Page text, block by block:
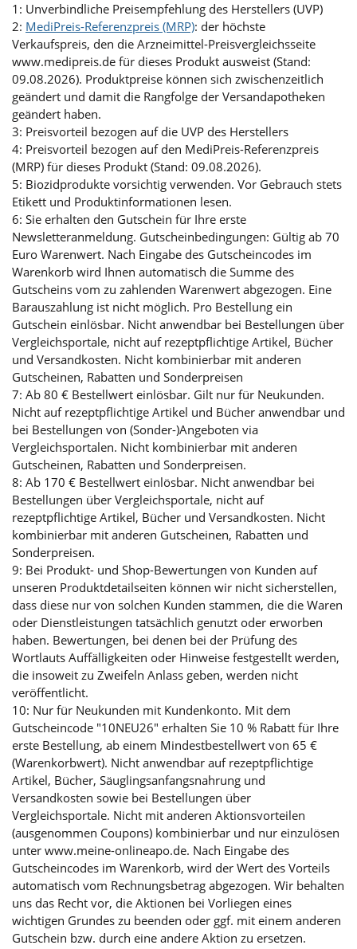
1: Unverbindliche Preisempfehlung des Herstellers (UVP)
2: MediPreis-Referenzpreis (MRP): der höchste
Verkaufspreis, den die Arzneimittel-Preisvergleichsseite
www.medipreis.de für dieses Produkt ausweist (Stand:
09.08.2026). Produktpreise können sich zwischenzeitlich
geändert und damit die Rangfolge der Versandapotheken
geändert haben.
3: Preisvorteil bezogen auf die UVP des Herstellers
4: Preisvorteil bezogen auf den MediPreis-Referenzpreis
(MRP) für dieses Produkt (Stand: 09.08.2026).
5: Biozidprodukte vorsichtig verwenden. Vor Gebrauch stets
Etikett und Produktinformationen lesen.
6: Sie erhalten den Gutschein für Ihre erste
Newsletteranmeldung. Gutscheinbedingungen: Gültig ab 70
Euro Warenwert. Nach Eingabe des Gutscheincodes im
Warenkorb wird Ihnen automatisch die Summe des
Gutscheins vom zu zahlenden Warenwert abgezogen. Eine
Barauszahlung ist nicht möglich. Pro Bestellung ein
Gutschein einlösbar. Nicht anwendbar bei Bestellungen über
Vergleichsportale, nicht auf rezeptpflichtige Artikel, Bücher
und Versandkosten. Nicht kombinierbar mit anderen
Gutscheinen, Rabatten und Sonderpreisen
7: Ab 80 € Bestellwert einlösbar. Gilt nur für Neukunden.
Nicht auf rezeptpflichtige Artikel und Bücher anwendbar und
bei Bestellungen von (Sonder-)Angeboten via
Vergleichsportalen. Nicht kombinierbar mit anderen
Gutscheinen, Rabatten und Sonderpreisen.
8: Ab 170 € Bestellwert einlösbar. Nicht anwendbar bei
Bestellungen über Vergleichsportale, nicht auf
rezeptpflichtige Artikel, Bücher und Versandkosten. Nicht
kombinierbar mit anderen Gutscheinen, Rabatten und
Sonderpreisen.
9: Bei Produkt- und Shop-Bewertungen von Kunden auf
unseren Produktdetailseiten können wir nicht sicherstellen,
dass diese nur von solchen Kunden stammen, die die Waren
oder Dienstleistungen tatsächlich genutzt oder erworben
haben. Bewertungen, bei denen bei der Prüfung des
Wortlauts Auffälligkeiten oder Hinweise festgestellt werden,
die insoweit zu Zweifeln Anlass geben, werden nicht
veröffentlicht.
10: Nur für Neukunden mit Kundenkonto. Mit dem
Gutscheincode "10NEU26" erhalten Sie 10 % Rabatt für Ihre
erste Bestellung, ab einem Mindestbestellwert von 65 €
(Warenkorbwert). Nicht anwendbar auf rezeptpflichtige
Artikel, Bücher, Säuglingsanfangsnahrung und
Versandkosten sowie bei Bestellungen über
Vergleichsportale. Nicht mit anderen Aktionsvorteilen
(ausgenommen Coupons) kombinierbar und nur einzulösen
unter www.meine-onlineapo.de. Nach Eingabe des
Gutscheincodes im Warenkorb, wird der Wert des Vorteils
automatisch vom Rechnungsbetrag abgezogen. Wir behalten
uns das Recht vor, die Aktionen bei Vorliegen eines
wichtigen Grundes zu beenden oder ggf. mit einem anderen
Gutschein bzw. durch eine andere Aktion zu ersetzen.